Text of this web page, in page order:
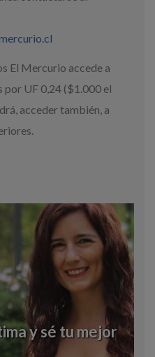
El Mercurio accede a
por UF 0,24 ($1.000 el
acceder también, a
y sé tu mejor